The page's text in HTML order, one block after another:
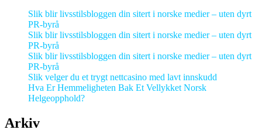
Slik blir livsstilsbloggen din sitert i norske medier – uten dyrt
PR-byrå
Slik blir livsstilsbloggen din sitert i norske medier – uten dyrt
PR-byrå
Slik blir livsstilsbloggen din sitert i norske medier – uten dyrt
PR-byrå
Slik velger du et trygt nettcasino med lavt innskudd
Hva Er Hemmeligheten Bak Et Vellykket Norsk
Helgeopphold?
Arkiv